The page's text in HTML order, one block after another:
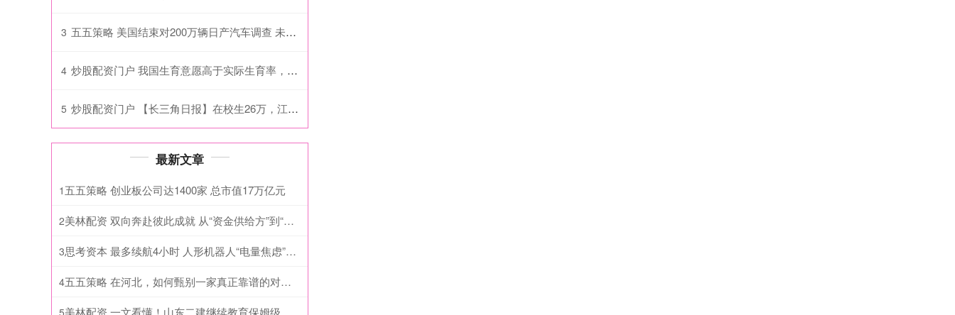
3 五五策略 美国结束对200万辆日产汽车调查 未要求召回
4 炒股配资门户 我国生育意愿高于实际生育率，是什么阻碍了育龄人群“生孩子”？
5 炒股配资门户 【长三角日报】在校生26万，江苏这所职业学院“一把手”调整
最新文章
1 五五策略 创业板公司达1400家 总市值17万亿元
2 美林配资 双向奔赴彼此成就 从“资金供给方”到“智慧陪跑者”
3 思考资本 最多续航4小时 人形机器人“电量焦虑”何时解？
4 五五策略 在河北，如何甄别一家真正靠谱的对口升学机构？2026年4月业内深度解析